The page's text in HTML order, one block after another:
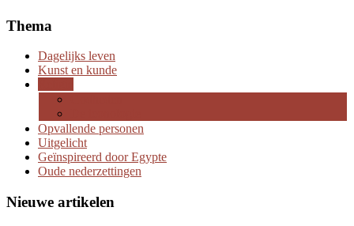
Thema
Dagelijks leven
Kunst en kunde
Opvallende personen
Uitgelicht
Geïnspireerd door Egypte
Oude nederzettingen
Nieuwe artikelen